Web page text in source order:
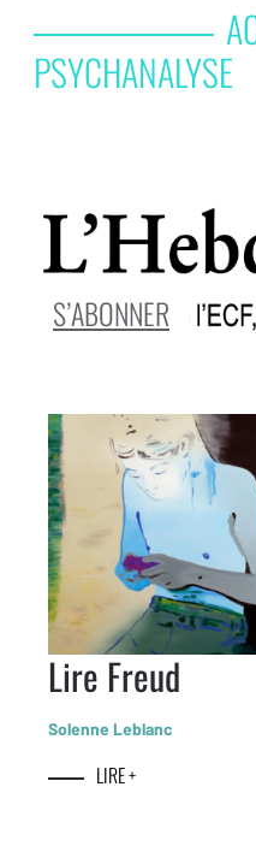
PSYCHANALYSE
S’ABONNER
Lire Freud
Solenne Leblanc
LIRE +